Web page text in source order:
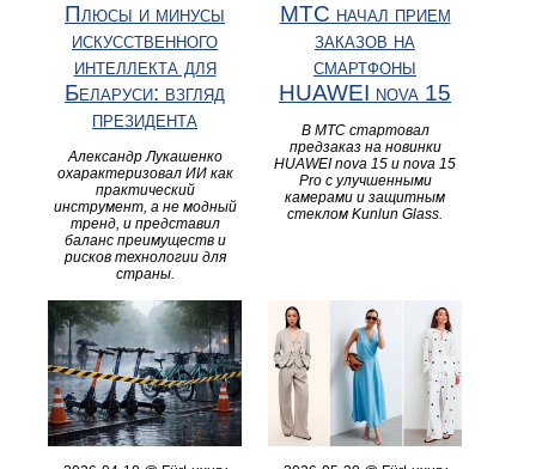
Плюсы и минусы
искусственного
интеллекта для
Беларуси: взгляд
президента
Александр Лукашенко
охарактеризовал ИИ как
практический
инструмент, а не модный
тренд, и представил
баланс преимуществ и
рисков технологии для
страны.
МТС начал прием
заказов на
смартфоны
HUAWEI nova 15
В МТС стартовал
предзаказ на новинки
HUAWEI nova 15 и nova 15
Pro с улучшенными
камерами и защитным
стеклом Kunlun Glass.